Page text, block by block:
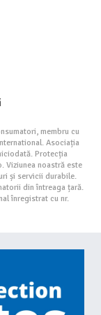
membru cu
Asociația
Protecția
Viziunea noastră este
și servicii durabile.
din întreaga țară.
înregistrat cu nr.